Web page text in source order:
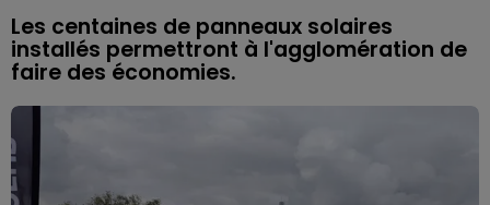
Les centaines de panneaux solaires
installés permettront à l'agglomération de
faire des économies.